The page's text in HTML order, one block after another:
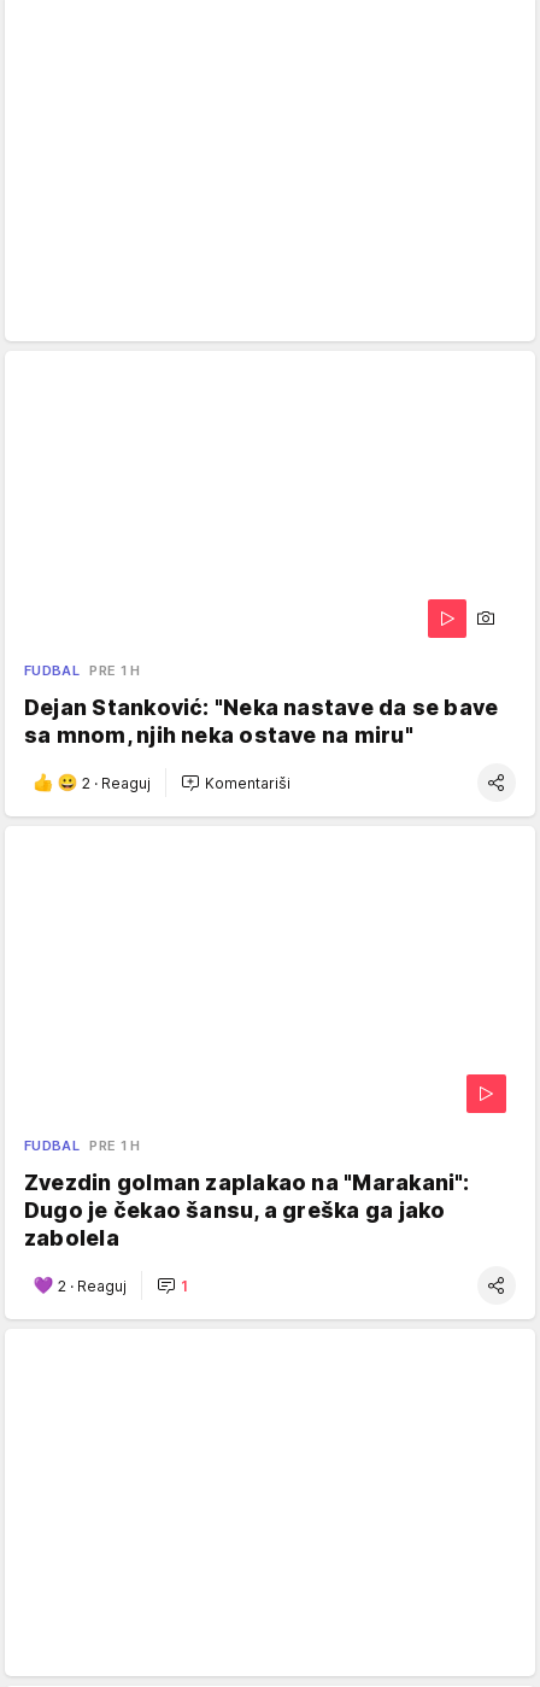
FUDBAL PRE 1 H
Dejan Stanković: "Neka nastave da se bave
sa mnom, njih neka ostave na miru"
2 · Reaguj Komentariši
FUDBAL PRE 1 H
Zvezdin golman zaplakao na "Marakani":
Dugo je čekao šansu, a greška ga jako
zabolela
2 · Reaguj 1